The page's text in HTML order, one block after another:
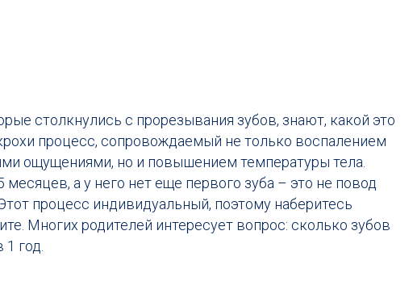
столкнулись с прорезывания зубов, знают, какой это
процесс, сопровождаемый не только воспалением
ощущениями, но и повышением температуры тела.
а у него нет еще первого зуба – это не повод
процесс индивидуальный, поэтому наберитесь
Многих родителей интересует вопрос: сколько зубов
год.